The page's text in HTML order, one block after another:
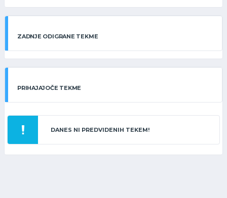
ZADNJE ODIGRANE TEKME
PRIHAJAJOČE TEKME
DANES NI PREDVIDENIH TEKEM!